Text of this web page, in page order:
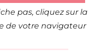
pas, cliquez sur la
de votre navigateur